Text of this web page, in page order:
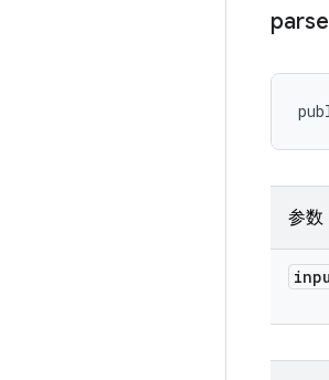
parse
参数